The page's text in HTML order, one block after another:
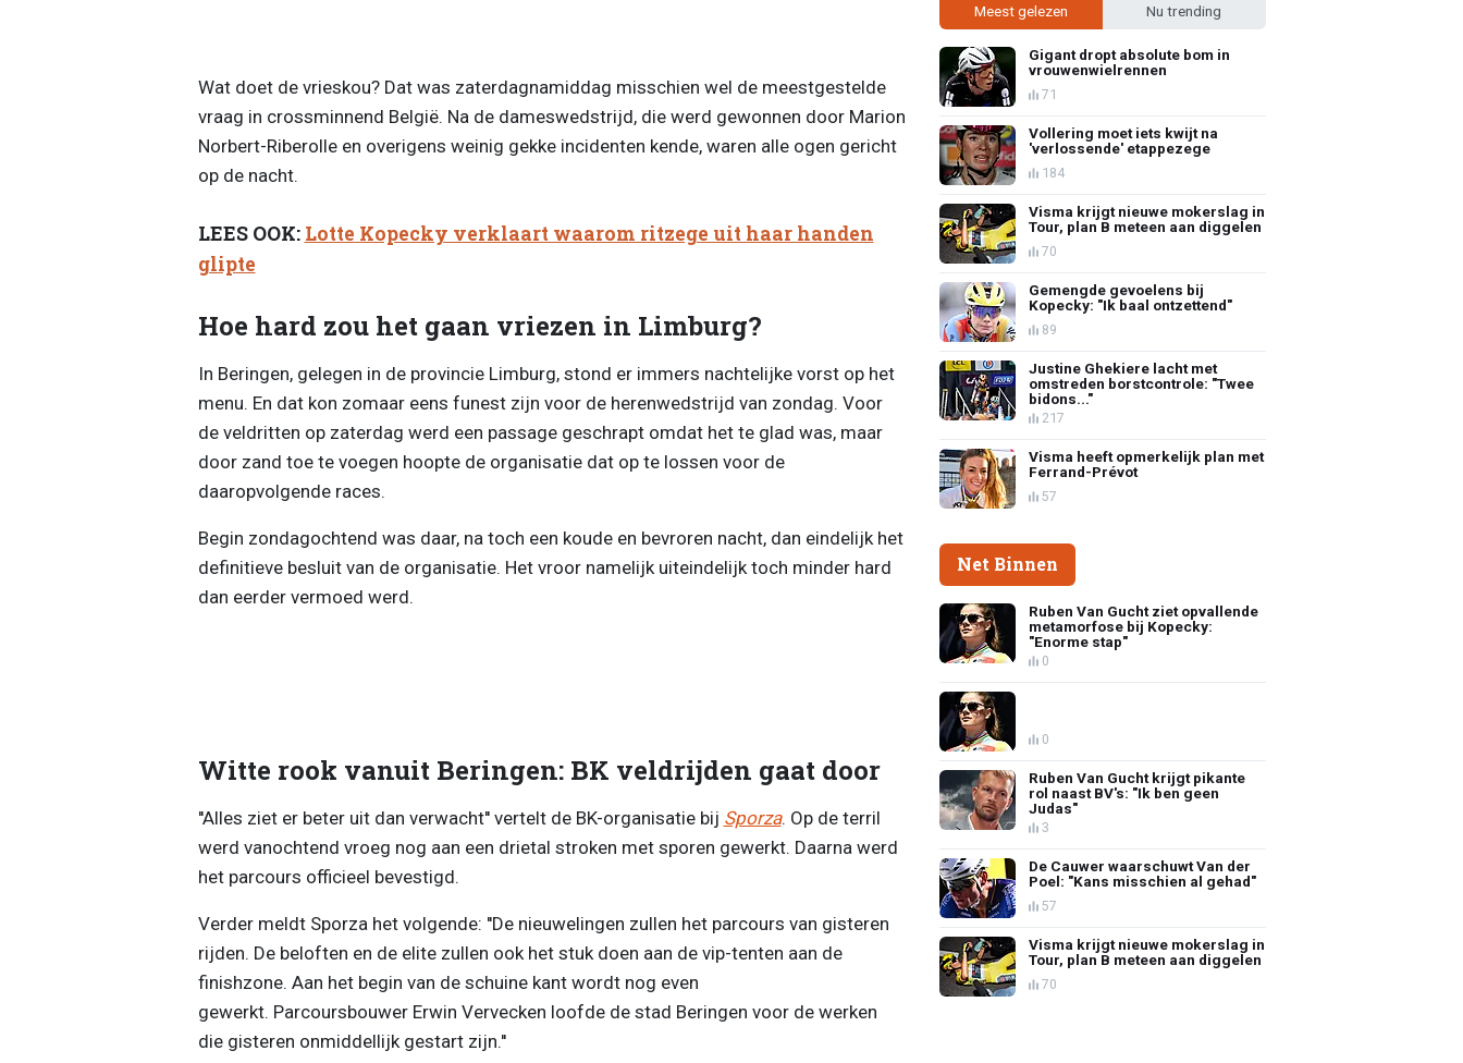
Wat doet de vrieskou? Dat was zaterdagnamiddag misschien wel de meestgestelde
vraag in crossminnend België. Na de dameswedstrijd, die werd gewonnen door Marion
Norbert-Riberolle en overigens weinig gekke incidenten kende, waren alle ogen gericht
op de nacht.
LEES OOK: Lotte Kopecky verklaart waarom ritzege uit haar handen
glipte
Hoe hard zou het gaan vriezen in Limburg?
In Beringen, gelegen in de provincie Limburg, stond er immers nachtelijke vorst op het
menu. En dat kon zomaar eens funest zijn voor de herenwedstrijd van zondag. Voor
de veldritten op zaterdag werd een passage geschrapt omdat het te glad was, maar
door zand toe te voegen hoopte de organisatie dat op te lossen voor de
daaropvolgende races.
Begin zondagochtend was daar, na toch een koude en bevroren nacht, dan eindelijk het
definitieve besluit van de organisatie. Het vroor namelijk uiteindelijk toch minder hard
dan eerder vermoed werd.
Witte rook vanuit Beringen: BK veldrijden gaat door
''Alles ziet er beter uit dan verwacht'' vertelt de BK-organisatie bij Sporza. Op de terril
werd vanochtend vroeg nog aan een drietal stroken met sporen gewerkt. Daarna werd
het parcours officieel bevestigd.
Verder meldt Sporza het volgende: ''De nieuwelingen zullen het parcours van gisteren
rijden. De beloften en de elite zullen ook het stuk doen aan de vip-tenten aan de
finishzone. Aan het begin van de schuine kant wordt nog even
gewerkt. Parcoursbouwer Erwin Vervecken loofde de stad Beringen voor de werken
die gisteren onmiddellijk gestart zijn.''
Meest gelezen Nu trending
Gigant dropt absolute bom in
vrouwenwielrennen
71
Vollering moet iets kwijt na
'verlossende' etappezege
184
Visma krijgt nieuwe mokerslag in
Tour, plan B meteen aan diggelen
70
Gemengde gevoelens bij
Kopecky: "Ik baal ontzettend"
89
Justine Ghekiere lacht met
omstreden borstcontrole: "Twee
bidons..."
217
Visma heeft opmerkelijk plan met
Ferrand-Prévot
57
Net Binnen
Ruben Van Gucht ziet opvallende
metamorfose bij Kopecky:
"Enorme stap"
0
0
Ruben Van Gucht krijgt pikante
rol naast BV's: "Ik ben geen
Judas"
3
De Cauwer waarschuwt Van der
Poel: "Kans misschien al gehad"
57
Visma krijgt nieuwe mokerslag in
Tour, plan B meteen aan diggelen
70